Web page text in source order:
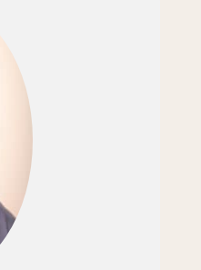
peuvent être
combinés et
positionnés
individuellement.
Inclus : notice de
d’installation ainsi
que plans de
travail
personnalisables
selon la